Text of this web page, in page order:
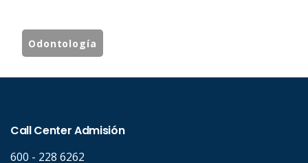
Odontología